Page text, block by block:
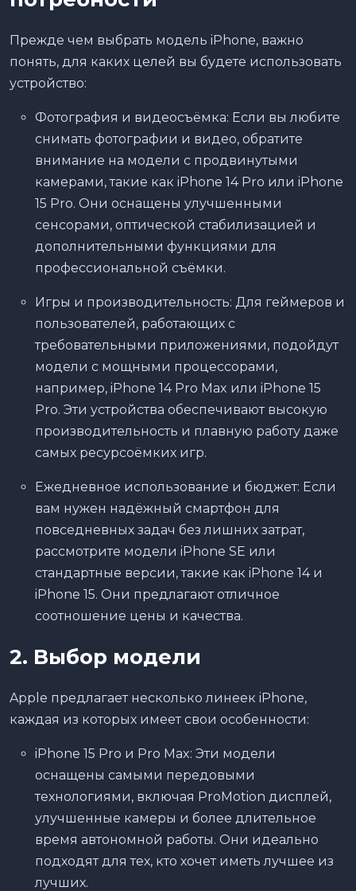
Прежде чем выбрать модель iPhone, важно
понять, для каких целей вы будете использовать
устройство:
Фотография и видеосъёмка: Если вы любите
снимать фотографии и видео, обратите
внимание на модели с продвинутыми
камерами, такие как iPhone 14 Pro или iPhone
15 Pro. Они оснащены улучшенными
сенсорами, оптической стабилизацией и
дополнительными функциями для
профессиональной съёмки.
Игры и производительность: Для геймеров и
пользователей, работающих с
требовательными приложениями, подойдут
модели с мощными процессорами,
например, iPhone 14 Pro Max или iPhone 15
Pro. Эти устройства обеспечивают высокую
производительность и плавную работу даже
самых ресурсоёмких игр.
Ежедневное использование и бюджет: Если
вам нужен надёжный смартфон для
повседневных задач без лишних затрат,
рассмотрите модели iPhone SE или
стандартные версии, такие как iPhone 14 и
iPhone 15. Они предлагают отличное
соотношение цены и качества.
2. Выбор модели
Apple предлагает несколько линеек iPhone,
каждая из которых имеет свои особенности:
iPhone 15 Pro и Pro Max: Эти модели
оснащены самыми передовыми
технологиями, включая ProMotion дисплей,
улучшенные камеры и более длительное
время автономной работы. Они идеально
подходят для тех, кто хочет иметь лучшее из
лучших.